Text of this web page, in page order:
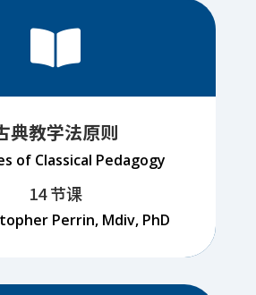

典教学法原则
of Classical Pedagogy
14 节课
Perrin, Mdiv, PhD